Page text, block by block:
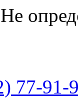
Не
77-91-